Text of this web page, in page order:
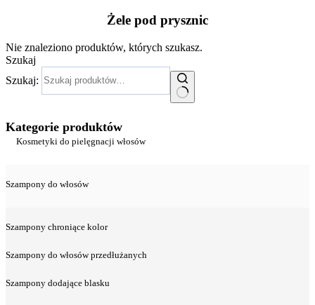
Żele pod prysznic
Nie znaleziono produktów, których szukasz.
Szukaj
Szukaj:
Kategorie produktów
Kosmetyki do pielęgnacji włosów
Szampony do włosów
Szampony chroniące kolor
Szampony do włosów przedłużanych
Szampony dodające blasku